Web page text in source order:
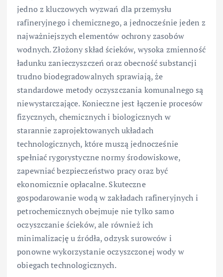
jedno z kluczowych wyzwań dla przemysłu
rafineryjnego i chemicznego, a jednocześnie jeden z
najważniejszych elementów ochrony zasobów
wodnych. Złożony skład ścieków, wysoka zmienność
ładunku zanieczyszczeń oraz obecność substancji
trudno biodegradowalnych sprawiają, że
standardowe metody oczyszczania komunalnego są
niewystarczające. Konieczne jest łączenie procesów
fizycznych, chemicznych i biologicznych w
starannie zaprojektowanych układach
technologicznych, które muszą jednocześnie
spełniać rygorystyczne normy środowiskowe,
zapewniać bezpieczeństwo pracy oraz być
ekonomicznie opłacalne. Skuteczne
gospodarowanie wodą w zakładach rafineryjnych i
petrochemicznych obejmuje nie tylko samo
oczyszczanie ścieków, ale również ich
minimalizację u źródła, odzysk surowców i
ponowne wykorzystanie oczyszczonej wody w
obiegach technologicznych.